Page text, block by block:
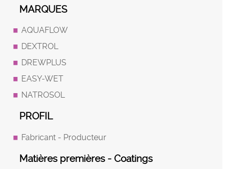
MARQUES
AQUAFLOW
DEXTROL
DREWPLUS
EASY-WET
NATROSOL
PROFIL
Fabricant - Producteur
Matières premières - Coatings